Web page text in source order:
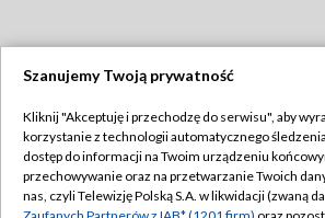
TVP
Abonament TVP
Emisja w TVP
Regulamin TVP
Szanujemy Twoją prywatność
Kliknij "Akceptuję i przechodzę do serwisu", aby
korzystanie z technologii automatycznego
dostęp do informacji na Twoim urządzeniu
przechowywanie oraz na przetwarzanie Twoich
nas, czyli Telewizję Polską S.A. w likwidacji (zwaną